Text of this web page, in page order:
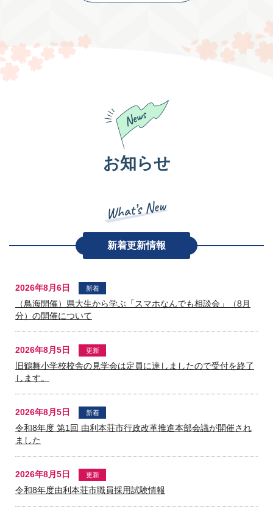
お知らせ
新着更新情報
2026年8月6日 新着
（鳥海開催）県大生から学ぶ「スマホなんでも相談会」（8月
分）の開催について
2026年8月5日 更新
旧鶴舞小学校校舎の見学会は定員に達しましたので受付を終了
します。
2026年8月5日 新着
令和8年度 第1回 由利本荘市行政改革推進本部会議が開催され
ました
2026年8月5日 更新
令和8年度由利本荘市職員採用試験情報